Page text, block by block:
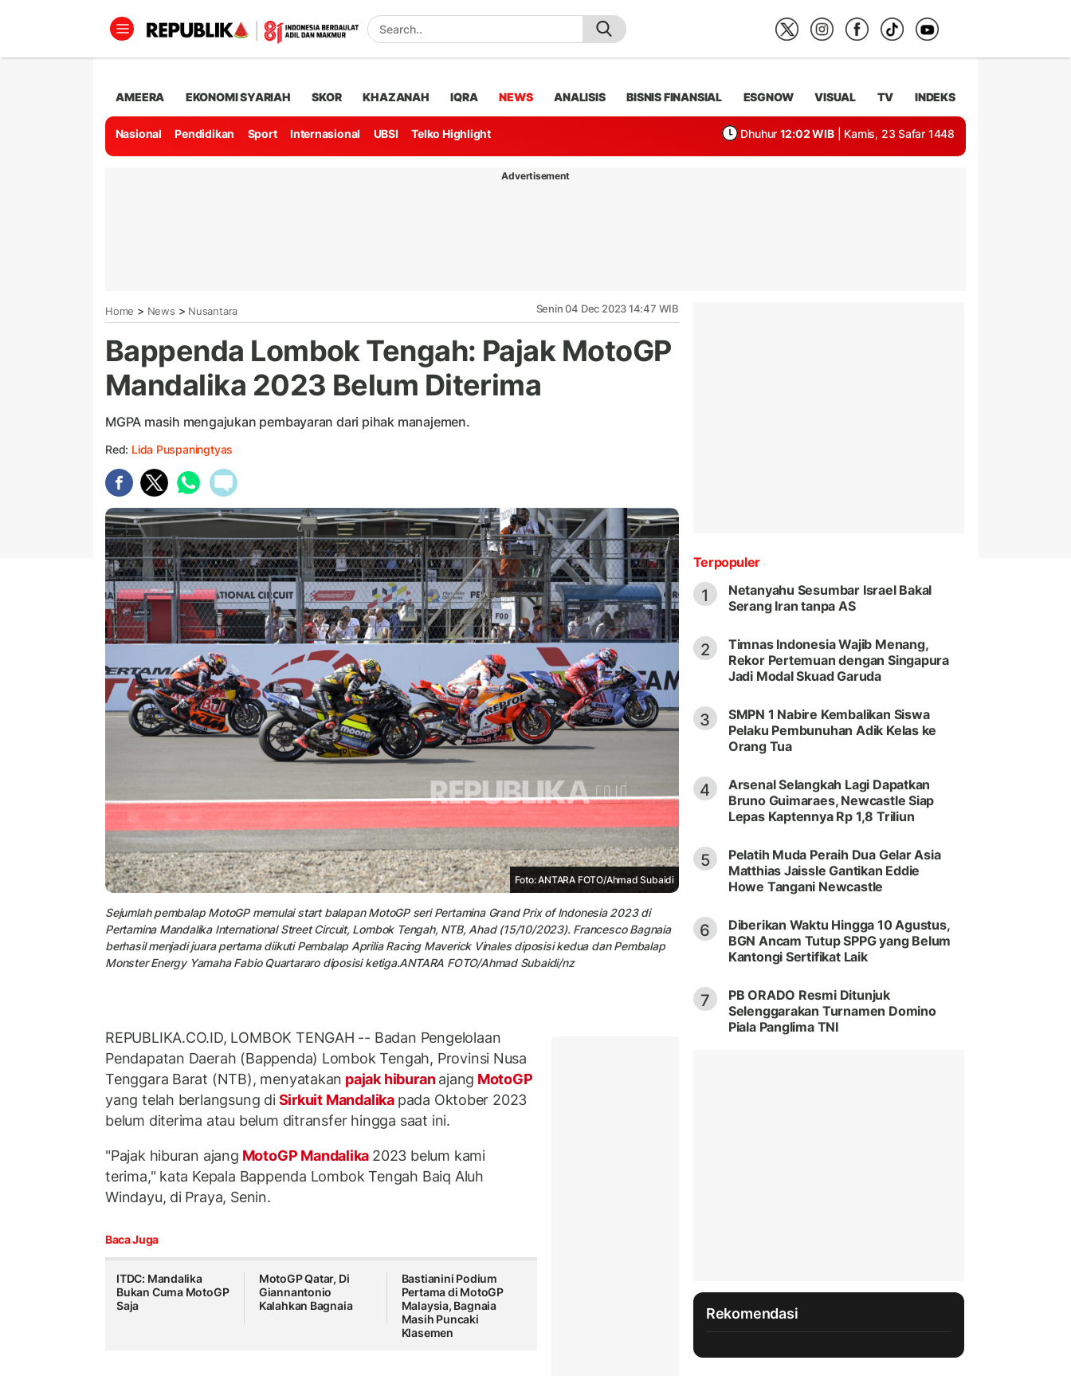
AMEERA EKONOMI SYARIAH SKOR KHAZANAH IQRA NEWS ANALISIS BISNIS FINANSIAL ESGNOW VISUAL TV INDEKS
Nasional Pendidikan Sport Internasional UBSI Telko Highlight Dhuhur 12:02 WIB | Kamis, 23 Safar 1448
Advertisement
Home > News > Nusantara Senin 04 Dec 2023 14:47 WIB
Bappenda Lombok Tengah: Pajak MotoGP
Mandalika 2023 Belum Diterima
MGPA masih mengajukan pembayaran dari pihak manajemen.
Red: Lida Puspaningtyas
Foto: ANTARA FOTO/Ahmad Subaidi
Sejumlah pembalap MotoGP memulai start balapan MotoGP seri Pertamina Grand Prix of Indonesia 2023 di
Pertamina Mandalika International Street Circuit, Lombok Tengah, NTB, Ahad (15/10/2023). Francesco Bagnaia
berhasil menjadi juara pertama diikuti Pembalap Aprilia Racing Maverick Vinales diposisi kedua dan Pembalap
Monster Energy Yamaha Fabio Quartararo diposisi ketiga.ANTARA FOTO/Ahmad Subaidi/nz
REPUBLIKA.CO.ID, LOMBOK TENGAH -- Badan Pengelolaan
Pendapatan Daerah (Bappenda) Lombok Tengah, Provinsi Nusa
Tenggara Barat (NTB), menyatakan pajak hiburanajang MotoGP
yang telah berlangsung diSirkuit Mandalika pada Oktober 2023
belum diterima atau belum ditransfer hingga saat ini.
"Pajak hiburan ajang MotoGP Mandalika 2023 belum kami
terima," kata Kepala Bappenda Lombok Tengah Baiq Aluh
Windayu, di Praya, Senin.
Baca Juga
ITDC: Mandalika
Bukan Cuma MotoGP
Saja
MotoGP Qatar, Di
Giannantonio
Kalahkan Bagnaia
Bastianini Podium
Pertama di MotoGP
Malaysia, Bagnaia
Masih Puncaki
Klasemen
Terpopuler
1
Netanyahu Sesumbar Israel Bakal
Serang Iran tanpa AS
2
Timnas Indonesia Wajib Menang,
Rekor Pertemuan dengan Singapura
Jadi Modal Skuad Garuda
3
SMPN 1 Nabire Kembalikan Siswa
Pelaku Pembunuhan Adik Kelas ke
Orang Tua
4
Arsenal Selangkah Lagi Dapatkan
Bruno Guimaraes, Newcastle Siap
Lepas Kaptennya Rp 1,8 Triliun
5
Pelatih Muda Peraih Dua Gelar Asia
Matthias Jaissle Gantikan Eddie
Howe Tangani Newcastle
6
Diberikan Waktu Hingga 10 Agustus,
BGN Ancam Tutup SPPG yang Belum
Kantongi Sertifikat Laik
7
PB ORADO Resmi Ditunjuk
Selenggarakan Turnamen Domino
Piala Panglima TNI
Rekomendasi